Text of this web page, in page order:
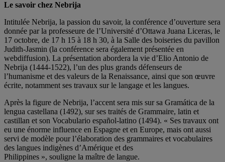
Le savoir chez Nebrija
Intitulée Nebrija, la passion du savoir, la conférence d’ouverture sera
donnée par la professeure de l’Université d’Ottawa Juana Liceras, le
17 octobre, de 17 h 15 à 18 h 30, à la Salle des boiseries du pavillon
Judith-Jasmin (la conférence sera également présentée en
webdiffusion). La présentation abordera la vie d’Elio Antonio de
Nebrija (1444-1522), l’un des plus grands défenseurs de
l’humanisme et des valeurs de la Renaissance, ainsi que son œuvre
écrite, notamment ses travaux sur le langage et les langues.
Après la figure de Nebrija, l’accent sera mis sur sa Gramática de la
lengua castellana (1492), sur ses traités de Grammaire, latin et
castillan et son Vocabulario español-latino (1494). « Ses travaux ont
eu une énorme influence en Espagne et en Europe, mais ont aussi
servi de modèle pour l’élaboration des grammaires et vocabulaires
des langues indigènes d’Amérique et des
Philippines », souligne la maître de langue.